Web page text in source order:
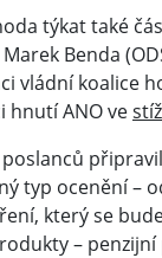
týkat také
Benda
vládní koalice
hnutí ANO ve
typ ocenění –
který se
–